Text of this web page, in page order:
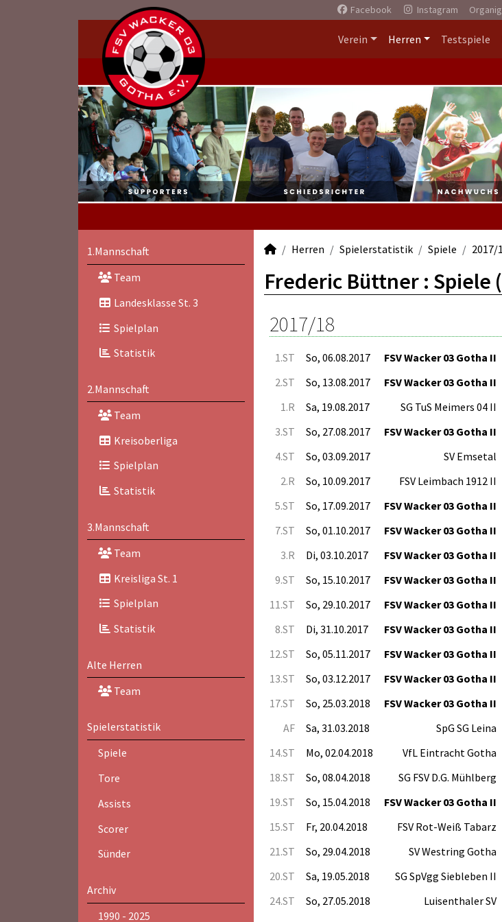
Facebook Instagram
Verein Herren Testspiele
1.Mannschaft
Team
Landesklasse St. 3
Spielplan
Statistik
2.Mannschaft
Team
Kreisoberliga
Spielplan
Statistik
3.Mannschaft
Team
Kreisliga St. 1
Spielplan
Statistik
Alte Herren
Team
Spielerstatistik
Spiele
Tore
Assists
Scorer
Sünder
Archiv
1990 - 2025
Herren Spielerstatistik Spiele 2017/
Frederic Büttner : Spiele
2017/18
1.ST So, 06.08.2017 FSV Wacker 03 Gotha II
2.ST
So, 13.08.2017 FSV Wacker 03 Gotha II
1.R
Sa, 19.08.2017 SG TuS Meimers 04 II
3.ST
So, 27.08.2017 FSV Wacker 03 Gotha II
4.ST
So, 03.09.2017 SV Emsetal
2.R
So, 10.09.2017 FSV Leimbach 1912 II
5.ST
So, 17.09.2017 FSV Wacker 03 Gotha II
7.ST
So, 01.10.2017 FSV Wacker 03 Gotha II
3.R
Di, 03.10.2017 FSV Wacker 03 Gotha II
9.ST
So, 15.10.2017 FSV Wacker 03 Gotha II
11.ST
So, 29.10.2017 FSV Wacker 03 Gotha II
8.ST
Di, 31.10.2017 FSV Wacker 03 Gotha II
12.ST
So, 05.11.2017 FSV Wacker 03 Gotha II
13.ST
So, 03.12.2017 FSV Wacker 03 Gotha II
17.ST So, 25.03.2018 FSV Wacker 03 Gotha II
AF
Sa, 31.03.2018 SpG SG Leina
14.ST
Mo, 02.04.2018 VfL Eintracht Gotha
18.ST
So, 08.04.2018 SG FSV D.G. Mühlberg
19.ST
So, 15.04.2018 FSV Wacker 03 Gotha II
15.ST
Fr, 20.04.2018 FSV Rot-Weiß Tabarz
21.ST
So, 29.04.2018 SV Westring Gotha
20.ST
Sa, 19.05.2018 SG SpVgg Siebleben II
24.ST
So, 27.05.2018 Luisenthaler SV